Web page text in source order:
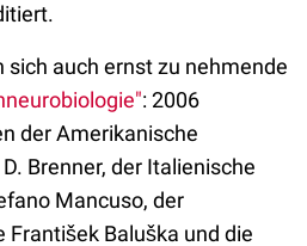
auch ernst zu nehmende
: 2006
der Amerikanische
Brenner, der Italienische
Mancuso, der
František Baluška und die